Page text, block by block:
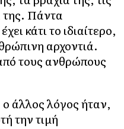
της. Πάντα
κάτι το ιδιαίτερο,
αρχοντιά.
τους ανθρώπους
άλλος λόγος ήταν,
την τιμή